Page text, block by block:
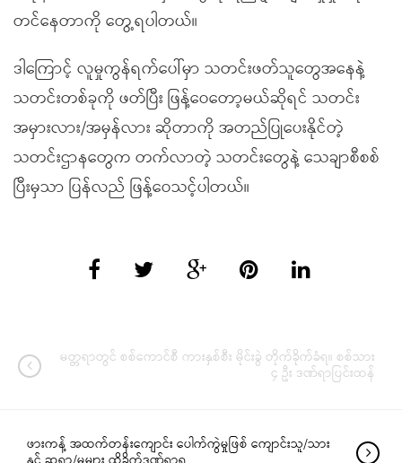
တင်နေတာကို တွေ့ရပါတယ်။
ဒါကြောင့် လူမှုကွန်ရက်ပေါ်မှာ သတင်းဖတ်သူတွေအနေနဲ့
သတင်းတစ်ခုကို ဖတ်ပြီး ဖြန့်ဝေတော့မယ်ဆိုရင် သတင်း
အမှားလား/အမှန်လား ဆိုတာကို အတည်ပြုပေးနိုင်တဲ့
သတင်းဌာနတွေက တက်လာတဲ့ သတင်းတွေနဲ့ သေချာစီစစ်
ပြီးမှသာ ပြန်လည် ဖြန့်ဝေသင့်ပါတယ်။
မတ္တရာတွင် စစ်ကောင်စီ ကားနှစ်စီး မိုင်းခွဲ တိုက်ခိုက်ခံရ။ စစ်သား
၄ ဦး ဒဏ်ရာပြင်းထန်
ဖားကန့် အထက်တန်းကျောင်း ပေါက်ကွဲမှုဖြစ် ကျောင်းသူ/သား